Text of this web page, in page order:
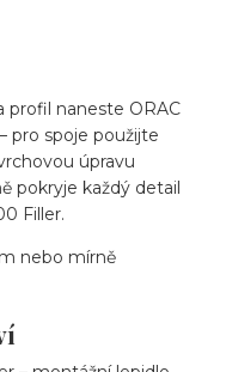
profil naneste ORAC
pro spoje použijte
úpravu
pokryje každý detail
Filler.
nebo mírně